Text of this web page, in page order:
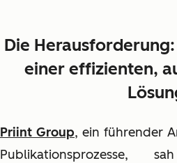
Die
einer effizienten,
Priint Group, ein führender